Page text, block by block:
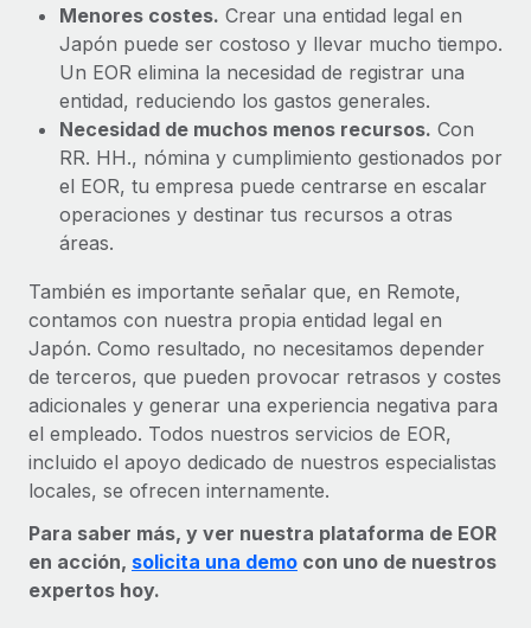
Menores costes. Crear una entidad legal en
Japón puede ser costoso y llevar mucho tiempo.
Un EOR elimina la necesidad de registrar una
entidad, reduciendo los gastos generales.
Necesidad de muchos menos recursos. Con
RR. HH., nómina y cumplimiento gestionados por
el EOR, tu empresa puede centrarse en escalar
operaciones y destinar tus recursos a otras
áreas.
También es importante señalar que, en Remote,
contamos con nuestra propia entidad legal en
Japón. Como resultado, no necesitamos depender
de terceros, que pueden provocar retrasos y costes
adicionales y generar una experiencia negativa para
el empleado. Todos nuestros servicios de EOR,
incluido el apoyo dedicado de nuestros especialistas
locales, se ofrecen internamente.
Para saber más, y ver nuestra plataforma de EOR
en acción, solicita una demo con uno de nuestros
expertos hoy.